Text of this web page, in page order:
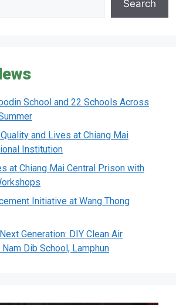
Search
School and 22 Schools Across
and Lives at Chiang Mai
Institution
at Chiang Mai Central Prison with
Initiative at Wang Thong
Generation: DIY Clean Air
Dib School, Lamphun